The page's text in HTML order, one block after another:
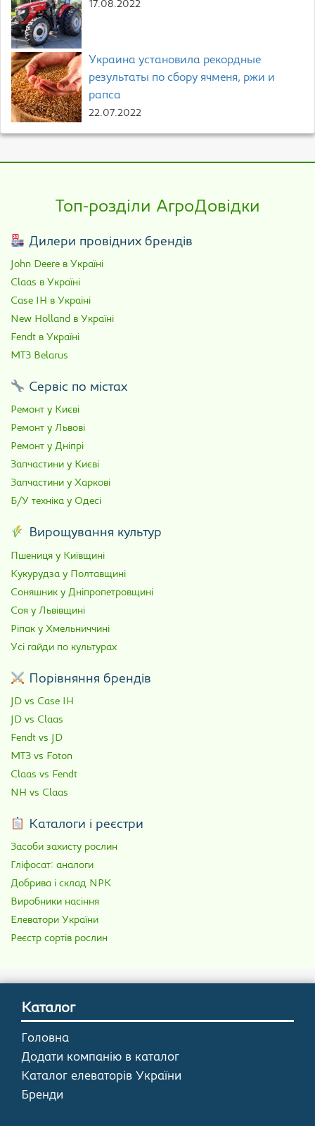
17.08.2022
Украина установила рекордные
результаты по сбору ячменя, ржи и
рапса
22.07.2022
Топ-розділи АгроДовідки
Дилери провідних брендів
John Deere в Україні
Claas в Україні
Case IH в Україні
New Holland в Україні
Fendt в Україні
МТЗ Belarus
Сервіс по містах
Ремонт у Києві
Ремонт у Львові
Ремонт у Дніпрі
Запчастини у Києві
Запчастини у Харкові
Б/У техніка у Одесі
Вирощування культур
Пшениця у Київщині
Кукурудза у Полтавщині
Соняшник у Дніпропетровщині
Соя у Львівщині
Ріпак у Хмельниччині
Усі гайди по культурах
Порівняння брендів
JD vs Case IH
JD vs Claas
Fendt vs JD
МТЗ vs Foton
Claas vs Fendt
NH vs Claas
Каталоги і реєстри
Засоби захисту рослин
Гліфосат: аналоги
Добрива і склад NPK
Виробники насіння
Елеватори України
Реєстр сортів рослин
Каталог
Головна
Додати компанію в каталог
Каталог елеваторів України
Бренди